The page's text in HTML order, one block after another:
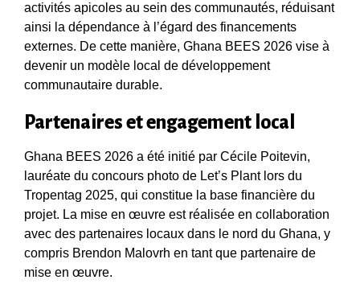
activités apicoles au sein des communautés, réduisant
ainsi la dépendance à l’égard des financements
externes. De cette manière, Ghana BEES 2026 vise à
devenir un modèle local de développement
communautaire durable.
Partenaires et engagement local
Ghana BEES 2026 a été initié par Cécile Poitevin,
lauréate du concours photo de Let’s Plant lors du
Tropentag 2025, qui constitue la base financière du
projet. La mise en œuvre est réalisée en collaboration
avec des partenaires locaux dans le nord du Ghana, y
compris Brendon Malovrh en tant que partenaire de
mise en œuvre.